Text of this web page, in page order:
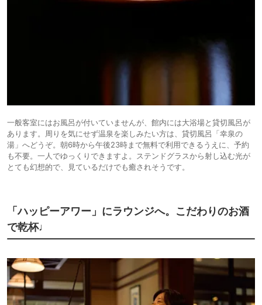
一般客室にはお風呂が付いていませんが、館内には大浴場と貸切風呂が
あります。周りを気にせず温泉を楽しみたい方は、貸切風呂「幸泉の
湯」へどうぞ。朝6時から午後23時まで無料で利用できるうえに、予約
も不要。一人でゆっくりできますよ。ステンドグラスから射し込む光が
とても幻想的で、見ているだけでも癒されそうです。
「ハッピーアワー」にラウンジへ。こだわりのお酒
で乾杯♩